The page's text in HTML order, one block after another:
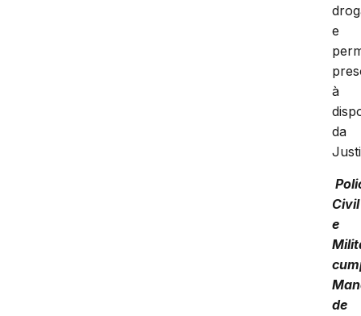
e
à
da
Civil
e
de